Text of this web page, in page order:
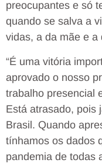
preocupantes e só
quando se salva a
vidas, a da mãe e a
“É uma vitória
aprovado o nosso
trabalho presencial
Está atrasado, pois
Brasil. Quando
tínhamos os dados
pandemia de todas